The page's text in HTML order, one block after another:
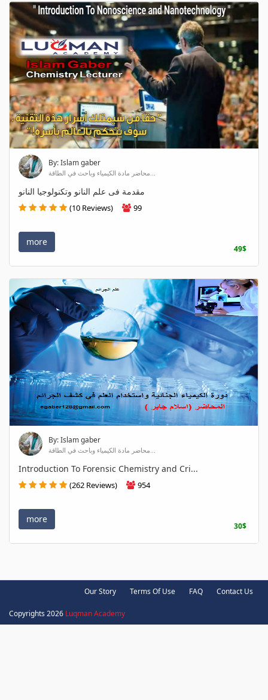
By: Islam gaber
محاضر مادة الكيمياء وباحث في الطاقة...
مقدمة فى علم النانو وتكنولوجيا النانو
(10 Reviews) 99
more
49$
By: Islam gaber
محاضر مادة الكيمياء وباحث في الطاقة...
Introduction To Forensic Chemistry and Cri...
(262 Reviews) 954
more
30$
Our Story Terms Of Use FAQ Contact Us
Copyrights 2026 Luqman Academy